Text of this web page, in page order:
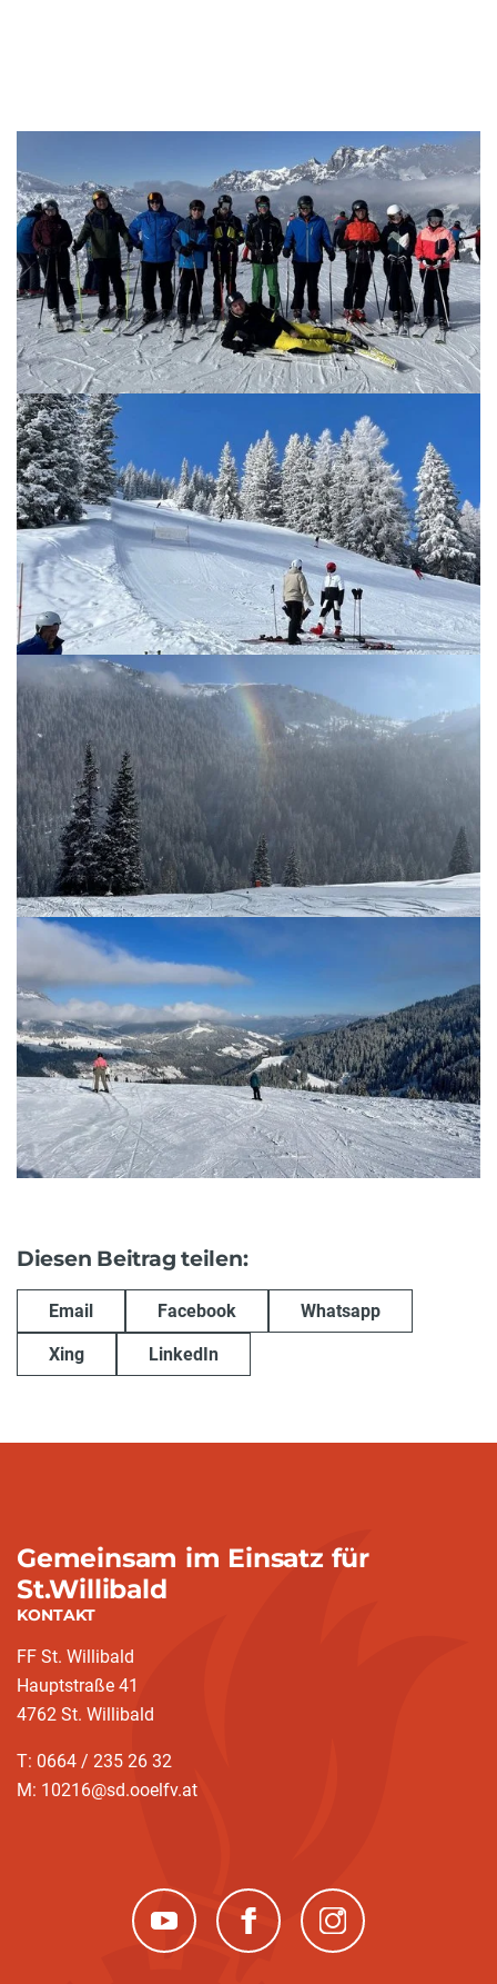
Diesen Beitrag teilen:
Email Facebook Whatsapp
Xing LinkedIn
Gemeinsam im Einsatz für
St.Willibald
KONTAKT
FF St. Willibald
Hauptstraße 41
4762 St. Willibald
T: 0664 / 235 26 32
M: 10216@sd.ooelfv.at
(neues Fenster)(neues Fenster)(neues Fenster)